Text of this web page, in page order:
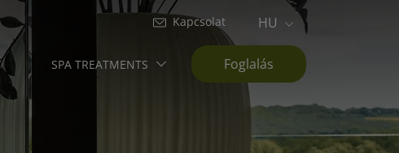
Kapcsolat HU
SPA TREATMENTS Foglalás